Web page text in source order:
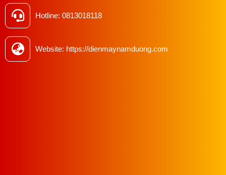
Hotline: 0813018118
Website: https://dienmaynamduong.com